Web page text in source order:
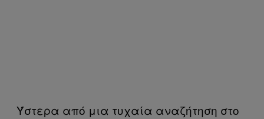
Ύστερα από μια τυχαία αναζήτηση στο